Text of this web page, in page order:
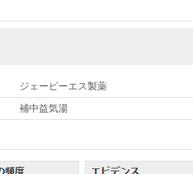
ジェーピーエス製薬
補中益気湯